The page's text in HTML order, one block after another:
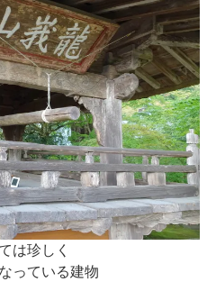
は珍しく
っている建物